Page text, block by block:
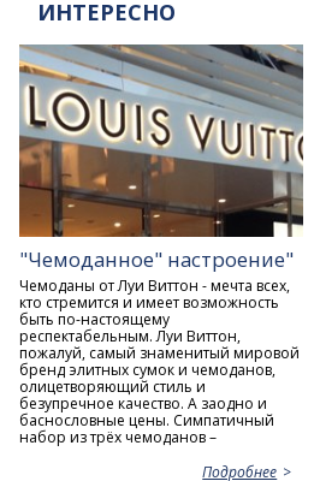
ИНТЕРЕСНО
"Чемоданное" настроение"
Чемоданы от Луи Виттон - мечта всех,
кто стремится и имеет возможность
быть по-настоящему
респектабельным. Луи Виттон,
пожалуй, самый знаменитый мировой
бренд элитных сумок и чемоданов,
олицетворяющий стиль и
безупречное качество. А заодно и
баснословные цены. Симпатичный
набор из трёх чемоданов –
Подробнее